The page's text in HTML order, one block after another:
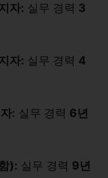
자: 실무 경력 3
자: 실무 경력 4
: 실무 경력 6년
): 실무 경력 9년